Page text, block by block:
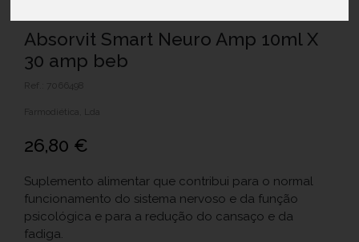
Absorvit Smart Neuro Amp 10ml X
30 amp beb
Ref.: 7066498
Farmodiética, Lda
26,80 €
Suplemento alimentar que contribui para o normal
funcionamento do sistema nervoso e da função
psicológica e para a redução do cansaço e da
fadiga.